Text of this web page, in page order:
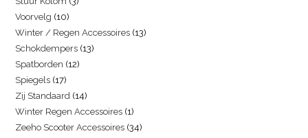
Voorvelg 10
Winter / Regen Accessoires 13
Schokdempers 13
Spatborden 12
Spiegels 17
Zij Standaard
14
Winter Regen Accessoires 1
Zeeho Scooter Accessoires 34